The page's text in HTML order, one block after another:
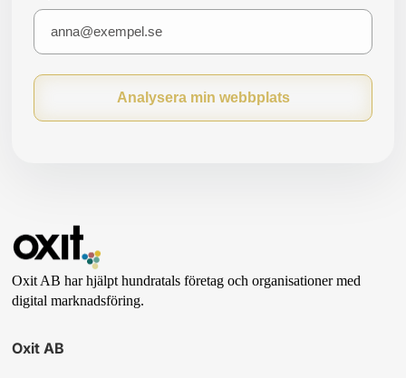
Analysera min webbplats
Oxit AB har hjälpt hundratals företag och organisationer med
digital marknadsföring.
Oxit AB